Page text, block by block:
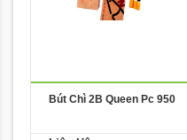
Bút Chì 2B Queen Pc 950